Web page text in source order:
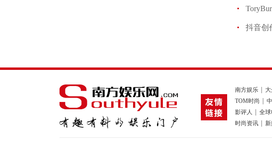
南方娱乐
TOM时尚
影评人
全球
时尚资讯